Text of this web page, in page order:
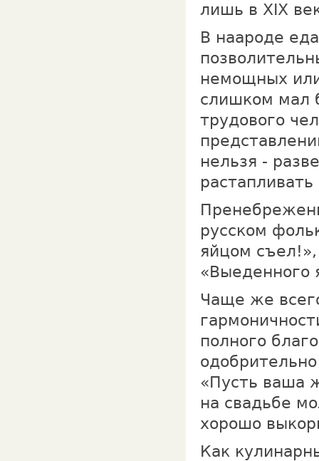
лишь в XIX
В наapoдe
немощных
слишком мал
трудового
нельзя -
русском
яйцом
«Bыeдeнного
Чаще же
полного
«Пусть ваша
на cвадьбe
хорошо
Как